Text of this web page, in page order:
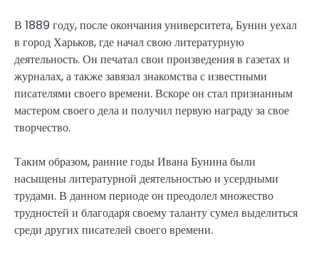
В 1889 году, после окончания университета, Бунин уехал
в город Харьков, где начал свою литературную
деятельность. Он печатал свои произведения в газетах и
журналах, а также завязал знакомства с известными
писателями своего времени. Вскоре он стал признанным
мастером своего дела и получил первую награду за свое
творчество.
Таким образом, ранние годы Ивана Бунина были
насыщены литературной деятельностью и усердными
трудами. В данном периоде он преодолел множество
трудностей и благодаря своему таланту сумел выделиться
среди других писателей своего времени.